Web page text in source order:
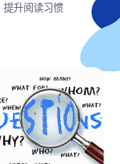
提升阅读习惯